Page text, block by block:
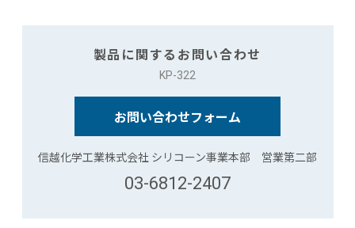
製品に関するお問い合わせ
KP-322
お問い合わせフォーム
信越化学工業株式会社 シリコーン事業本部 営業第二部
03-6812-2407